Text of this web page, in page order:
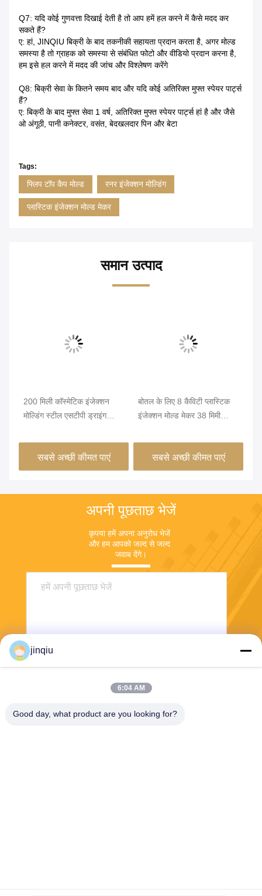
Q7: यदि कोई गुणवत्ता दिखाई देती है तो आप हमें हल करने में कैसे मदद कर
सकते हैं?
ए: हां, JINQIU बिक्री के बाद तकनीकी सहायता प्रदान करता है, अगर मोल्ड
समस्या है तो ग्राहक को समस्या से संबंधित फोटो और वीडियो प्रदान करना है,
हम इसे हल करने में मदद की जांच और विश्लेषण करेंगे
Q8: बिक्री सेवा के कितने समय बाद और यदि कोई अतिरिक्त मुफ्त स्पेयर पार्ट्स
हैं?
ए: बिक्री के बाद मुफ्त सेवा 1 वर्ष, अतिरिक्त मुफ्त स्पेयर पार्ट्स हां है और जैसे
ओ अंगूठी, पानी कनेक्टर, वसंत, बेदखलदार पिन और बेटा
Tags:
फ्लिप टॉप कैप मोल्ड रनर इंजेक्शन मोल्डिंग
प्लास्टिक इंजेक्शन मोल्ड मेकर
समान उत्पाद
200 मिली कॉस्मेटिक इंजेक्शन
मोल्डिंग स्टील एसटीपी ड्राइंग
सबसे अच्छी कीमत पाएं
बोतल के लिए 8 कैविटी प्लास्टिक
इंजेक्शन मोल्ड मेकर 38 मिमी
सबसे अच्छी कीमत पाएं
अपनी पूछताछ भेजें
कृपया हमें अपना अनुरोध भेजें
और हम आपको जल्द से जल्द
जवाब देंगे।
jinqiu
6:04 AM
Good day, what product are you looking for?